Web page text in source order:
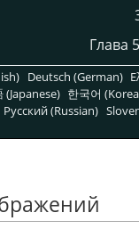
Глава
Deutsch (German)
(Japanese) 한국어
Pусский (Russian)